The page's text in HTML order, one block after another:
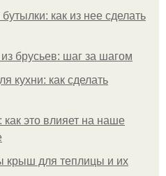
как из нее сделать
брусьев: шаг за шагом
кухни: как сделать
это влияет на наше
для теплицы и их